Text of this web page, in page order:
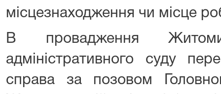
місцезнаходження чи місце
В провадження
адміністративного суду
справа за позовом